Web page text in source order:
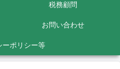
税務顧問
お問い合わせ
ーポリシー等